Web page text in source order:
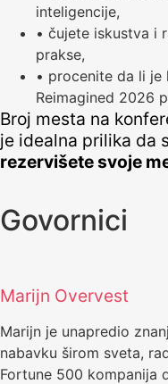
inteligencije,
• čujete iskustva i
prakse,
• procenite da li je
Reimagined 2026
Broj mesta na
je idealna prilika da
rezervišete svoje
Govornici
Marijn Overvest
Marijn je unapredio
nabavku širom sveta,
Fortune 500 kompanija